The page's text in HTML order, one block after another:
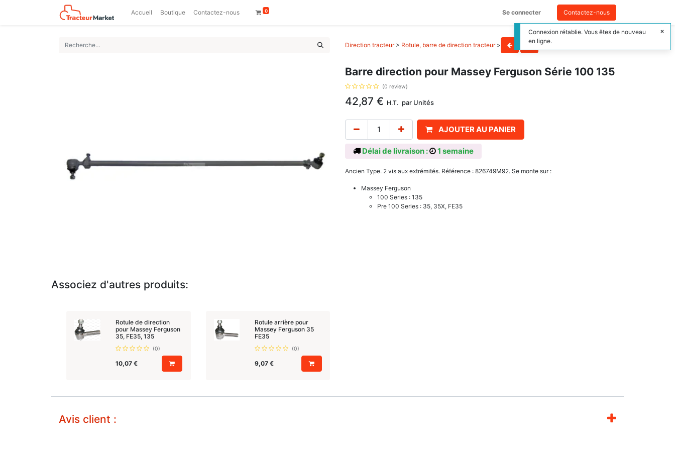
Accueil Boutique Contactez-nous 0 Se connecter Contactez-nous
Direction tracteur> Rotule, barre de direction tracteur>
Barre direction pour Massey Ferguson Série 100 135
(0 review)
42,87 € H.T. par Unités
AJOUTER AU PANIER
Délai de livraison : 1 semaine
Ancien Type. 2 vis aux extrémités. Référence : 826749M92. Se monte sur :
Massey Ferguson
100 Series : 135
Pre 100 Series : 35, 35X, FE35
Associez d'autres produits:
Rotule de direction
pour Massey Ferguson
35, FE35, 135
(0)
10,07€
Rotule arrière pour
Massey Ferguson 35
FE35
(0)
9,07 €
Avis client :
Connexion rétablie. Vous êtes de nouveau
en ligne.